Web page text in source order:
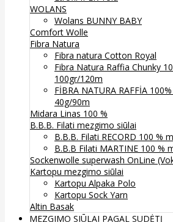
WOLANS
Wolans BUNNY BABY
Comfort Wolle
Fibra Natura
Fibra natura Cotton Royal
Fibra Natura Raffia Chunky
100gr/120m
FİBRA NATURA RAFFİA
40g/90m
Midara Linas 100 %
B.B.B. Filati mezgimo siūlai
B.B.B. Filati RECORD 100 %
B.B.B Filati MARTINE 100 %
Sockenwolle superwash OnLine
Kartopu mezgimo siūlai
Kartopu Alpaka Polo
Kartopu Sock Yarn
Altin Basak
MEZGIMO SIŪLAI PAGAL SUDĖTĮ